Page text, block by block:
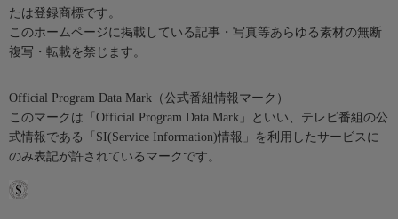
たは登録商標です。
このホームページに掲載している記事・写真等あらゆる素材の無断
複写・転載を禁じます。
Official Program Data Mark（公式番組情報マーク）
このマークは「Official Program Data Mark」といい、テレビ番組の公
式情報である「SI(Service Information)情報」を利用したサービスに
のみ表記が許されているマークです。